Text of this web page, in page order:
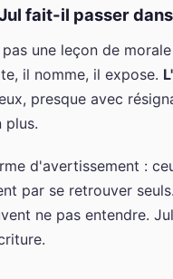
fait-il passer
une leçon de
il nomme, il expose.
presque avec
plus.
d'avertissement :
par se retrouver
ne pas entendre.